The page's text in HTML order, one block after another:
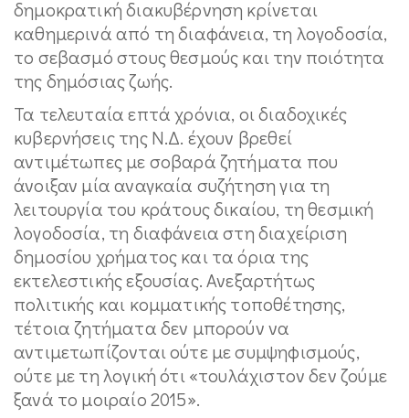
δημοκρατική διακυβέρνηση κρίνεται
καθημερινά από τη διαφάνεια, τη λογοδοσία,
το σεβασμό στους θεσμούς και την ποιότητα
της δημόσιας ζωής.
Τα τελευταία επτά χρόνια, οι διαδοχικές
κυβερνήσεις της Ν.Δ. έχουν βρεθεί
αντιμέτωπες με σοβαρά ζητήματα που
άνοιξαν μία αναγκαία συζήτηση για τη
λειτουργία του κράτους δικαίου, τη θεσμική
λογοδοσία, τη διαφάνεια στη διαχείριση
δημοσίου χρήματος και τα όρια της
εκτελεστικής εξουσίας. Ανεξαρτήτως
πολιτικής και κομματικής τοποθέτησης,
τέτοια ζητήματα δεν μπορούν να
αντιμετωπίζονται ούτε με συμψηφισμούς,
ούτε με τη λογική ότι «τουλάχιστον δεν ζούμε
ξανά το μοιραίο 2015».